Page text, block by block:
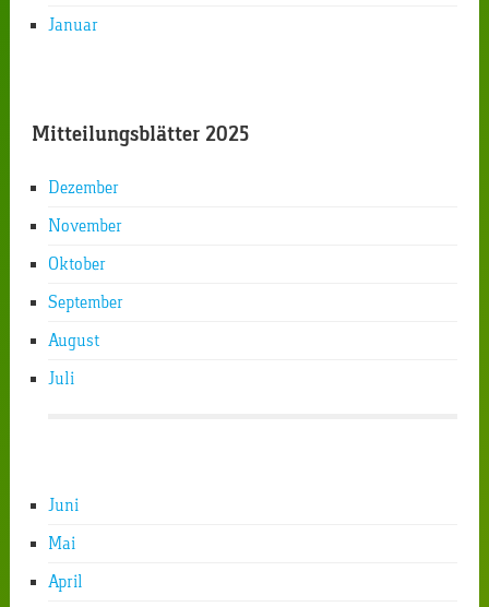
Januar
Mitteilungsblätter 2025
Dezember
November
Oktober
September
August
Juli
Juni
Mai
April